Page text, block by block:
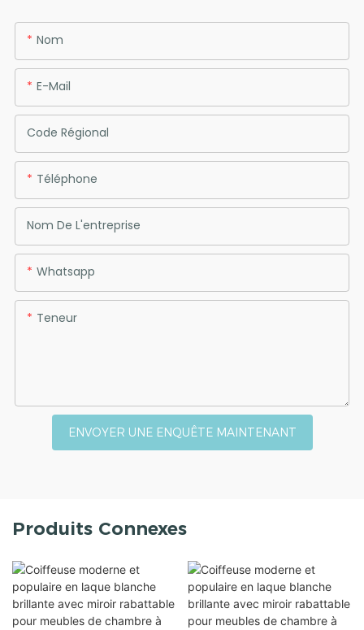
Nom
E-Mail
Code Régional
Téléphone
Nom De L'entreprise
Whatsapp
Teneur
ENVOYER UNE ENQUÊTE MAINTENANT
Produits Connexes